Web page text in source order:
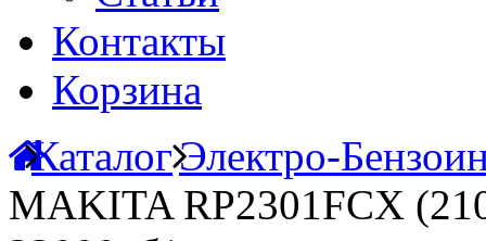
Контакты
Корзина
КаталогЭлектро-
MAKITA RP2301FCX